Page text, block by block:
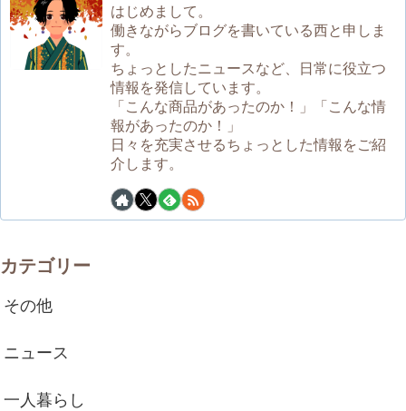
はじめまして。
働きながらブログを書いている西と申しま
す。
ちょっとしたニュースなど、日常に役立つ
情報を発信しています。
「こんな商品があったのか！」「こんな情
報があったのか！」
日々を充実させるちょっとした情報をご紹
介します。
カテゴリー
その他
ニュース
一人暮らし